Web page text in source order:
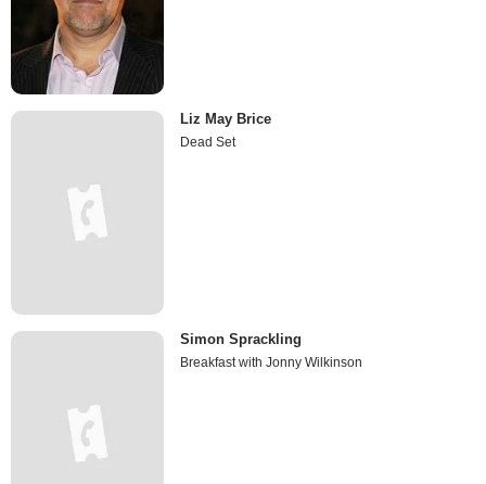
Liz May Brice
Dead Set
Simon Sprackling
Breakfast with Jonny Wilkinson